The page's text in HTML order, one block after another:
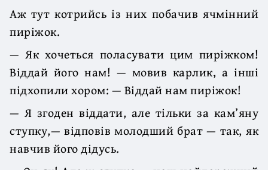
Аж тут котрийсь із них побачив ячмінний
пиріжок.
— Як хочеться поласувати цим пиріжком!
Віддай його нам! — мовив карлик, а інші
підхопили хором: — Віддай нам пиріжок!
— Я згоден віддати, але тільки за кам’яну
ступку,— відповів молодший брат — так, як
навчив його дідусь.